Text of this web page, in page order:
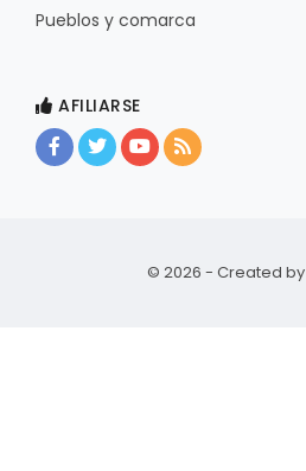
Pueblos y comarca
AFILIARSE
© 2026 - Created by